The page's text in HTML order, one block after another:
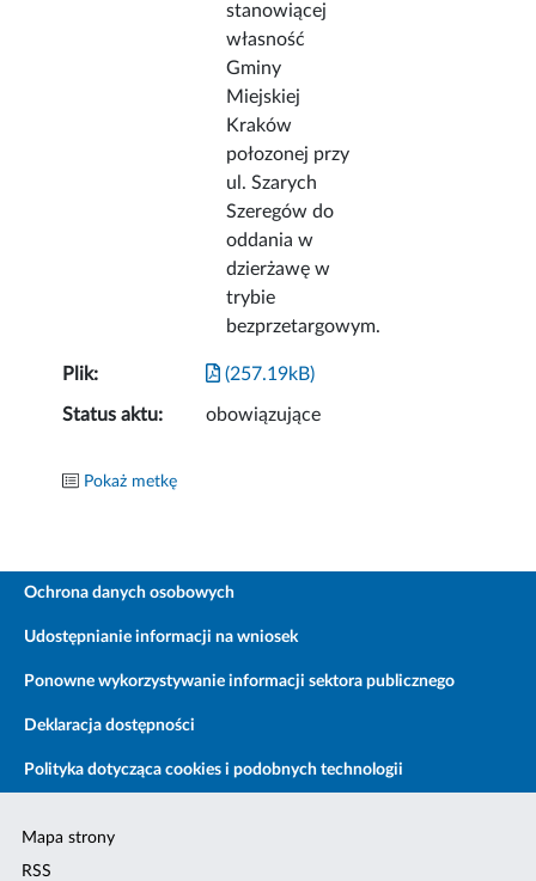
stanowiącej
własność
Gminy
Miejskiej
Kraków
połozonej przy
ul. Szarych
Szeregów do
oddania w
dzierżawę w
trybie
bezprzetargowym.
Plik: (257.19kB)
Status aktu: obowiązujące
Pokaż metkę
Ochrona danych osobowych
Udostępnianie informacji na wniosek
Ponowne wykorzystywanie informacji sektora publicznego
Deklaracja dostępności
Polityka dotycząca cookies i podobnych technologii
Mapa strony
RSS